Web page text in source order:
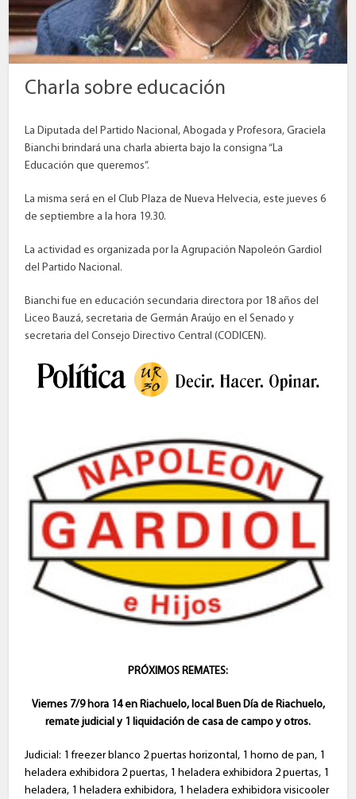
Charla sobre educación
La Diputada del Partido Nacional, Abogada y Profesora, Graciela
Bianchi brindará una charla abierta bajo la consigna “La
Educación que queremos”.
La misma será en el Club Plaza de Nueva Helvecia, este jueves 6
de septiembre a la hora 19.30.
La actividad es organizada por la Agrupación Napoleón Gardiol
del Partido Nacional.
Bianchi fue en educación secundaria directora por 18 años del
Liceo Bauzá, secretaria de Germán Araújo en el Senado y
secretaria del Consejo Directivo Central (CODICEN).
PRÓXIMOS REMATES:
Viernes 7/9 hora 14 en Riachuelo, local Buen Día de Riachuelo,
remate judicial y 1 liquidación de casa de campo y otros.
Judicial: 1 freezer blanco 2 puertas horizontal, 1 horno de pan, 1
heladera exhibidora 2 puertas, 1 heladera exhibidora 2 puertas, 1
heladera, 1 heladera exhibidora, 1 heladera exhibidora visicooler